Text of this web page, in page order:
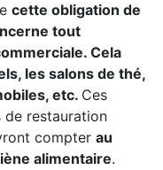
cette obligation de
tout
Cela
les salons de thé,
etc. Ces
de restauration
compter au
alimentaire.